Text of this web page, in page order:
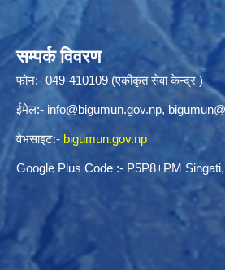
सम्पर्क विवरण
फोन:- 049-410109 (एकीकृत सेवा केन्द्र )
ईमेल:- info@bigumun.gov.np,
वेभसाइट:- bigumun.gov.np
Google Plus Code :- P5P8+PM